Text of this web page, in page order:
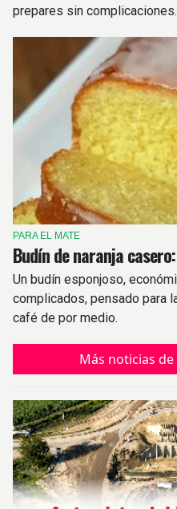
prepares sin complicaciones.
PARA EL MATE
Budín de naranja
Un budín esponjoso,
complicados, pensado para
café de por medio.
Más noticias de